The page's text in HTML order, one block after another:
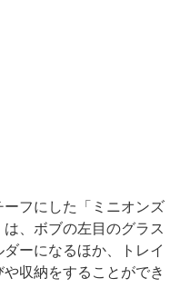
フにした「ミニオンズ
は、ボブの左目のグラス
ーになるほか、トレイ
収納をすることができ